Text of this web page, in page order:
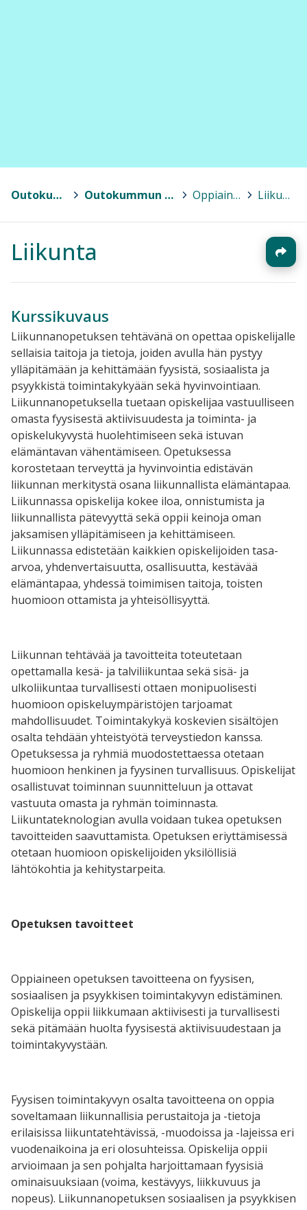
Outokumpu > Outokummun lukio > Oppiaineet > Liikunta
Liikunta
Kurssikuvaus
Liikunnanopetuksen tehtävänä on opettaa opiskelijalle
sellaisia taitoja ja tietoja, joiden avulla hän pystyy
ylläpitämään ja kehittämään fyysistä, sosiaalista ja
psyykkistä toimintakykyään sekä hyvinvointiaan.
Liikunnanopetuksella tuetaan opiskelijaa vastuulliseen
omasta fyysisestä aktiivisuudesta ja toiminta- ja
opiskelukyvystä huolehtimiseen sekä istuvan
elämäntavan vähentämiseen. Opetuksessa
korostetaan terveyttä ja hyvinvointia edistävän
liikunnan merkitystä osana liikunnallista elämäntapaa.
Liikunnassa opiskelija kokee iloa, onnistumista ja
liikunnallista pätevyyttä sekä oppii keinoja oman
jaksamisen ylläpitämiseen ja kehittämiseen.
Liikunnassa edistetään kaikkien opiskelijoiden tasa-
arvoa, yhdenvertaisuutta, osallisuutta, kestävää
elämäntapaa, yhdessä toimimisen taitoja, toisten
huomioon ottamista ja yhteisöllisyyttä.
Liikunnan tehtävää ja tavoitteita toteutetaan
opettamalla kesä- ja talviliikuntaa sekä sisä- ja
ulkoliikuntaa turvallisesti ottaen monipuolisesti
huomioon opiskeluympäristöjen tarjoamat
mahdollisuudet. Toimintakykyä koskevien sisältöjen
osalta tehdään yhteistyötä terveystiedon kanssa.
Opetuksessa ja ryhmiä muodostettaessa otetaan
huomioon henkinen ja fyysinen turvallisuus. Opiskelijat
osallistuvat toiminnan suunnitteluun ja ottavat
vastuuta omasta ja ryhmän toiminnasta.
Liikuntateknologian avulla voidaan tukea opetuksen
tavoitteiden saavuttamista. Opetuksen eriyttämisessä
otetaan huomioon opiskelijoiden yksilöllisiä
lähtökohtia ja kehitystarpeita.
Opetuksen tavoitteet
Oppiaineen opetuksen tavoitteena on fyysisen,
sosiaalisen ja psyykkisen toimintakyvyn edistäminen.
Opiskelija oppii liikkumaan aktiivisesti ja turvallisesti
sekä pitämään huolta fyysisestä aktiivisuudestaan ja
toimintakyvystään.
Fyysisen toimintakyvyn osalta tavoitteena on oppia
soveltamaan liikunnallisia perustaitoja ja -tietoja
erilaisissa liikuntatehtävissä, -muodoissa ja -lajeissa eri
vuodenaikoina ja eri olosuhteissa. Opiskelija oppii
arvioimaan ja sen pohjalta harjoittamaan fyysisiä
ominaisuuksiaan (voima, kestävyys, liikkuvuus ja
nopeus). Liikunnanopetuksen sosiaalisen ja psyykkisen